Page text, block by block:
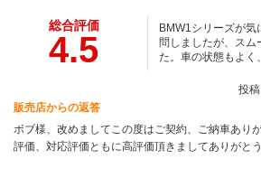
総合評価
4.5
BMW1シリーズが
問しましたが、スム
た。車の状態もよく
投
販売店からの返答
ボブ様、改めましてこの度はご契約、ご納車あり
評価、対応評価ともに高評価頂きましてありがと